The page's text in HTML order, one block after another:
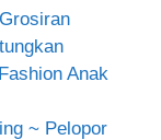
Anak
~ Pelopor